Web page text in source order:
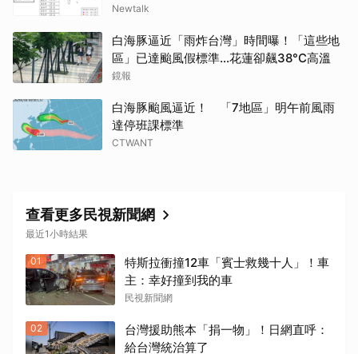
Newtalk
白海豚逼近「雨炸台灣」時間曝！「這些地
區」已達颱風假標準…花蓮卻飆38°C高溫
鏡報
白海豚颱風逼近！ 「7地區」明午前風雨
達停班課標準
CTWANT
查看更多民視新聞網
最近1小時結果
01
特斯拉衝撞12車「賓士救幾十人」！車
主：幸好撞到我的車
民視新聞網
02
台灣援助熊本「捐一物」！日網直呼：
給台灣統治算了